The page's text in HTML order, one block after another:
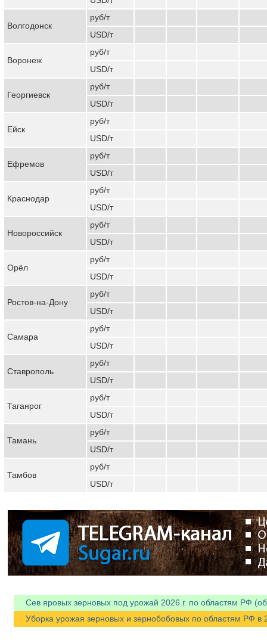
Волгодонск
руб/т
USD/т
Воронеж
руб/т
USD/т
Георгиевск
руб/т
USD/т
Ейск
руб/т
USD/т
Ефремов
руб/т
USD/т
Краснодар
руб/т
USD/т
Новороссийск
руб/т
USD/т
Орёл
руб/т
USD/т
Ростов-на-Дону
руб/т
USD/т
Самара
руб/т
USD/т
Ставрополь
руб/т
USD/т
Таганрог
руб/т
USD/т
Тамань
руб/т
USD/т
Тамбов
руб/т
USD/т
Сев яровых зерновых под урожай 2026 г. по областям РФ
Уборка урожая зерновых и зернобобовых по областям РФ в